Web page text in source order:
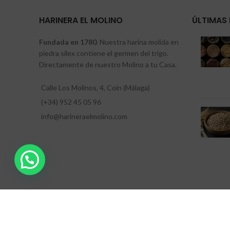
HARINERA EL MOLINO
Fundada en 1780. Nuestra harina molida en
piedra sílex contiene el germen del trigo.
Directamente de nuestro Molino a tu Casa.
Calle Los Molinos, 4, Coín (Málaga)
(+34) 952 45 05 96
info@harineraelmolino.com